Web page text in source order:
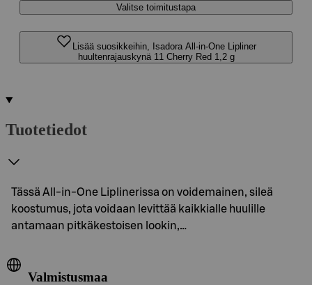
Valitse toimitustapa
Lisää suosikkeihin, Isadora All-in-One Lipliner
huultenrajauskynä 11 Cherry Red 1,2 g
Tuotetiedot
Tässä All-in-One Liplinerissa on voidemainen, sileä
koostumus, jota voidaan levittää kaikkialle huulille
antamaan pitkäkestoisen lookin,…
Valmistusmaa